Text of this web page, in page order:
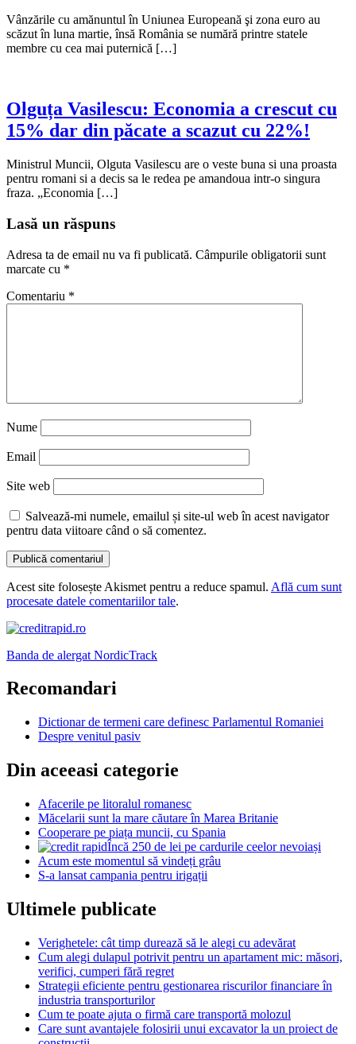
Vânzările cu amănuntul în Uniunea Europeană şi zona euro au
scăzut în luna martie, însă România se numără printre statele
membre cu cea mai puternică […]
Olguța Vasilescu: Economia a crescut cu
15% dar din păcate a scazut cu 22%!
Ministrul Muncii, Olguta Vasilescu are o veste buna si una proasta
pentru romani si a decis sa le redea pe amandoua intr-o singura
fraza. „Economia […]
Lasă un răspuns
Adresa ta de email nu va fi publicată. Câmpurile obligatorii sunt
marcate cu *
Comentariu *
Nume
Email
Site web
Salvează-mi numele, emailul și site-ul web în acest navigator
pentru data viitoare când o să comentez.
Acest site folosește Akismet pentru a reduce spamul. Află cum sunt
procesate datele comentariilor tale.
Banda de alergat NordicTrack
Recomandari
Dictionar de termeni care definesc Parlamentul Romaniei
Despre venitul pasiv
Din aceeasi categorie
Afacerile pe litoralul romanesc
Măcelarii sunt la mare căutare în Marea Britanie
Cooperare pe piața muncii, cu Spania
Încă 250 de lei pe cardurile ceelor nevoiași
Acum este momentul să vindeți grâu
S-a lansat campania pentru irigații
Ultimele publicate
Verighetele: cât timp durează să le alegi cu adevărat
Cum alegi dulapul potrivit pentru un apartament mic: măsori,
verifici, cumperi fără regret
Strategii eficiente pentru gestionarea riscurilor financiare în
industria transporturilor
Cum te poate ajuta o firmă care transportă molozul
Care sunt avantajele folosirii unui excavator la un proiect de